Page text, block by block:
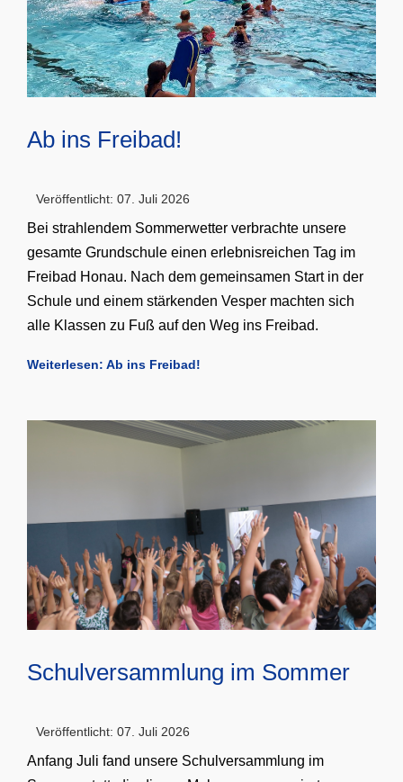
Ab ins Freibad!
Veröffentlicht: 07. Juli 2026
Bei strahlendem Sommerwetter verbrachte unsere
gesamte Grundschule einen erlebnisreichen Tag im
Freibad Honau. Nach dem gemeinsamen Start in der
Schule und einem stärkenden Vesper machten sich
alle Klassen zu Fuß auf den Weg ins Freibad.
Weiterlesen: Ab ins Freibad!
Schulversammlung im Sommer
Veröffentlicht: 07. Juli 2026
Anfang Juli fand unsere Schulversammlung im